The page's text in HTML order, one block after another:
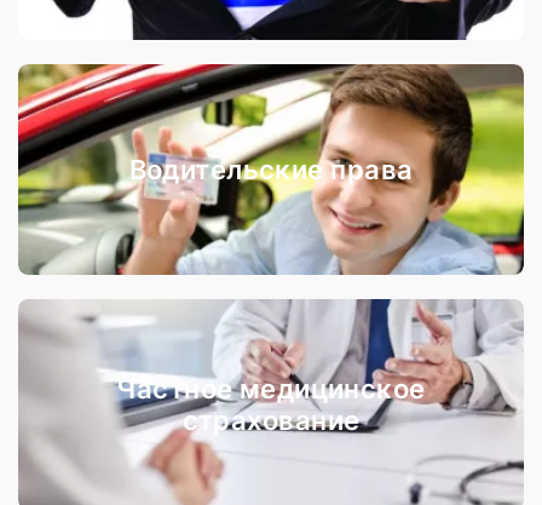
Водительские права
Частное медицинское
страхование